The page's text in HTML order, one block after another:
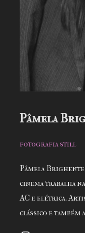
Pâmela
fotografia still
Pâmela
cinema trabalha
AC e elétrica.
clássico e também